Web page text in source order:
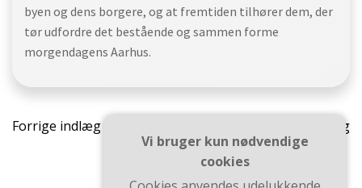
byen og dens borgere, og at fremtiden tilhører dem, der
tør udfordre det bestående og sammen forme
morgendagens Aarhus.
Indlægsnavigation
Forrige indlæg
Næste indlæg
Vi bruger kun nødvendige
cookies